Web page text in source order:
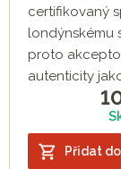
certifikovaný
londýnskému
proto
autenticity
Přidat